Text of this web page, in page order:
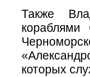
Также
которых